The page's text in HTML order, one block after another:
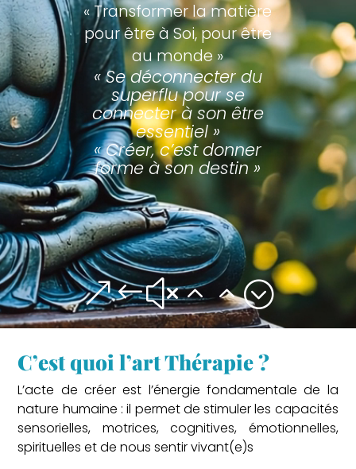
« Transformer la matière
pour être à Soi, pour être
au monde »
« Se déconnecter du
superflu pour se
connecter à son être
essentiel »
« Créer, c’est donner
forme à son destin »
&#x22;
C’est quoi l’art Thérapie ?
L’acte de créer est l’énergie fondamentale de la
nature humaine : il permet de stimuler les capacités
sensorielles, motrices, cognitives, émotionnelles,
spirituelles et de nous sentir vivant(e)s